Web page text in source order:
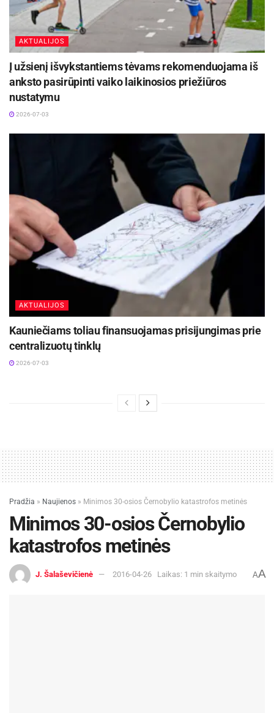
AKTUALIJOS
Į užsienį išvykstantiems tėvams rekomenduojama iš
anksto pasirūpinti vaiko laikinosios priežiūros
nustatymu
2026-07-03
AKTUALIJOS
Kauniečiams toliau finansuojamas prisijungimas prie
centralizuotų tinklų
2026-07-03
Pradžia » Naujienos » Minimos 30-osios Černobylio katastrofos metinės
Minimos 30-osios Černobylio
katastrofos metinės
J. Šalaševičienė 2016-04-26 Laikas: 1 min skaitymo AA